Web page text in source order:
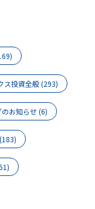
ス投資全般(293)
お知らせ(6)
(183)